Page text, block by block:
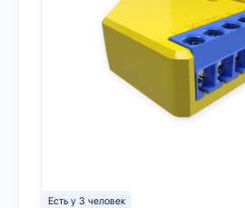
Есть у 3 человек